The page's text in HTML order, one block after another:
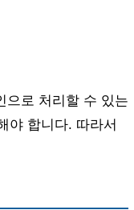
으로 처리할 수 있는
야 합니다. 따라서